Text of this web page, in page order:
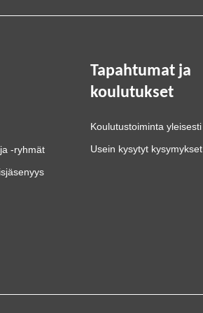
-ryhmät
Tapahtumat ja
koulutukset
Koulutustoiminta yleisesti
Usein kysytyt kysymykset